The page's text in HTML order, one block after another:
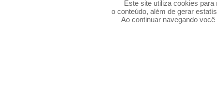
Este site utiliza cookies
o conteúdo, além de gerar
Ao continuar navegando